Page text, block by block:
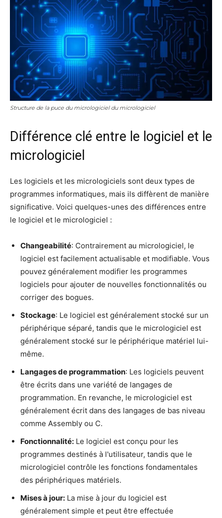
Structure de la puce du micrologiciel du micrologiciel
Différence clé entre le logiciel et le
micrologiciel
Les logiciels et les micrologiciels sont deux types de
programmes informatiques, mais ils diffèrent de manière
significative. Voici quelques-unes des différences entre
le logiciel et le micrologiciel :
Changeabilité: Contrairement au micrologiciel, le
logiciel est facilement actualisable et modifiable. Vous
pouvez généralement modifier les programmes
logiciels pour ajouter de nouvelles fonctionnalités ou
corriger des bogues.
Stockage: Le logiciel est généralement stocké sur un
périphérique séparé, tandis que le micrologiciel est
généralement stocké sur le périphérique matériel lui-
même.
Langages de programmation: Les logiciels peuvent
être écrits dans une variété de langages de
programmation. En revanche, le micrologiciel est
généralement écrit dans des langages de bas niveau
comme Assembly ou C.
Fonctionnalité: Le logiciel est conçu pour les
programmes destinés à l'utilisateur, tandis que le
micrologiciel contrôle les fonctions fondamentales
des périphériques matériels.
Mises à jour: La mise à jour du logiciel est
généralement simple et peut être effectuée